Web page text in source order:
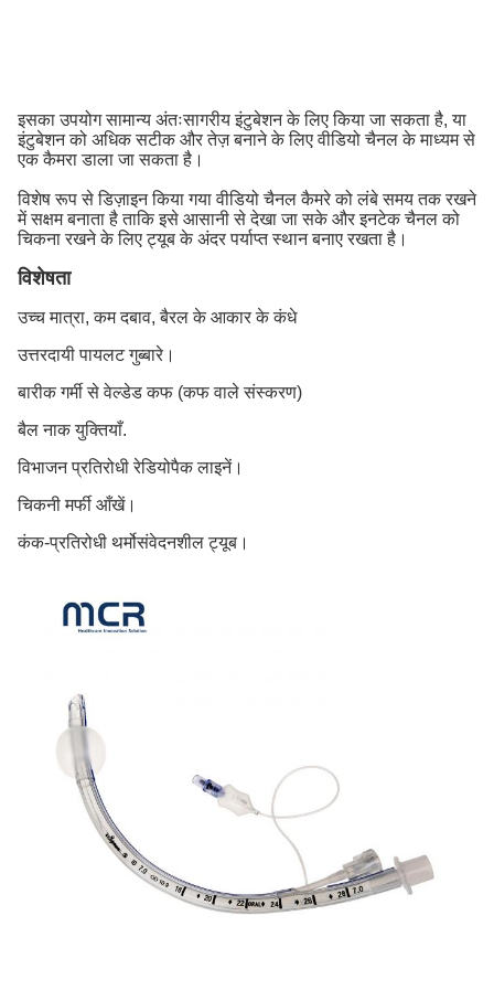
इसका उपयोग सामान्य अंतःसागरीय इंटुबेशन के लिए किया जा सकता है, या
इंटुबेशन को अधिक सटीक और तेज़ बनाने के लिए वीडियो चैनल के माध्यम से
एक कैमरा डाला जा सकता है।
विशेष रूप से डिज़ाइन किया गया वीडियो चैनल कैमरे को लंबे समय तक रखने
में सक्षम बनाता है ताकि इसे आसानी से देखा जा सके और इनटेक चैनल को
चिकना रखने के लिए ट्यूब के अंदर पर्याप्त स्थान बनाए रखता है।
विशेषता
उच्च मात्रा, कम दबाव, बैरल के आकार के कंधे
उत्तरदायी पायलट गुब्बारे।
बारीक गर्मी से वेल्डेड कफ (कफ वाले संस्करण)
बैल नाक युक्तियाँ.
विभाजन प्रतिरोधी रेडियोपैक लाइनें।
चिकनी मर्फी आँखें।
कंक-प्रतिरोधी थर्मोसंवेदनशील ट्यूब।